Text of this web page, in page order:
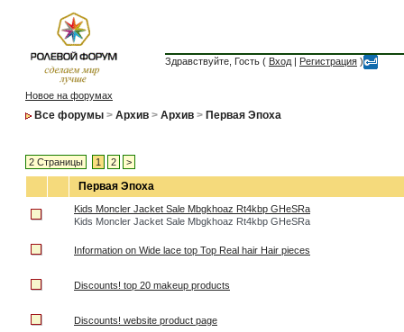
Здравствуйте, Гость ( Вход | Регистрация )
Новое на форумах
Все форумы > Архив > Архив > Первая Эпоха
2 Страницы 1 2 >
Первая Эпоха
Kids Moncler Jacket Sale Mbgkhoaz Rt4kbp GHeSRa
Kids Moncler Jacket Sale Mbgkhoaz Rt4kbp GHeSRa
Information on Wide lace top Top Real hair Hair pieces
Discounts! top 20 makeup products
Discounts! website product page